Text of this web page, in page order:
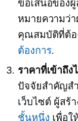
ข้อเสนอของผู้
หมายความว่
คุณสมบัติที่ต้อ
ต้องการ.
ราคาที่เข้าถึง
ปัจจัยสำคัญส
เว็บไซต์ ผู้สร้
ชั้นหนึ่ง เพื่อใ